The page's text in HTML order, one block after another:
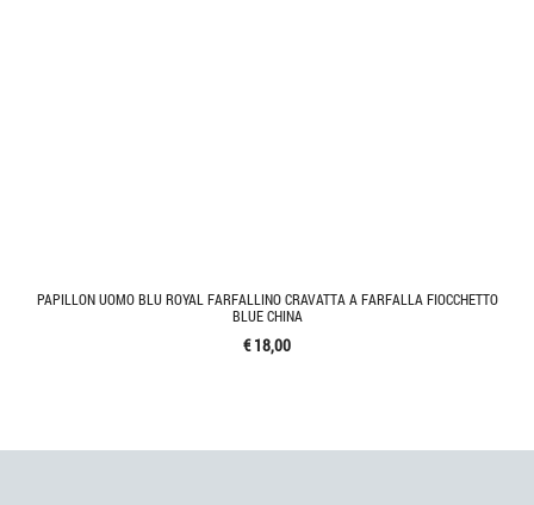
PAPILLON UOMO BLU ROYAL FARFALLINO CRAVATTA A FARFALLA FIOCCHETTO
BLUE CHINA
€ 18,00